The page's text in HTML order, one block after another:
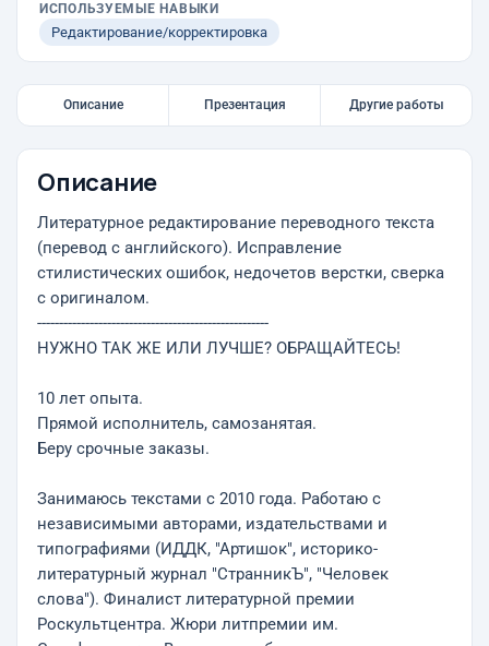
ИСПОЛЬЗУЕМЫЕ НАВЫКИ
Редактирование/корректировка
Описание Презентация Другие работы
Описание
Литературное редактирование переводного текста
(перевод с английского). Исправление
стилистических ошибок, недочетов верстки, сверка
с оригиналом.
-----------------------------------------------------
НУЖНО ТАК ЖЕ ИЛИ ЛУЧШЕ? ОБРАЩАЙТЕСЬ!
10 лет опыта.
Прямой исполнитель, самозанятая.
Беру срочные заказы.
Занимаюсь текстами с 2010 года. Работаю с
независимыми авторами, издательствами и
типографиями (ИДДК, "Артишок", историко-
литературный журнал "СтранникЪ", "Человек
слова"). Финалист литературной премии
Роскультцентра. Жюри литпремии им.